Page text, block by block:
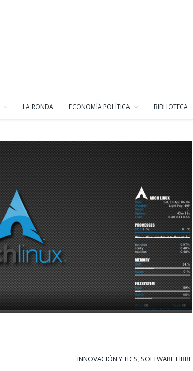
LA RONDA ECONOMÍA POLÍTICA BIBLIOTECA
INNOVACIÓN Y TICS, SOFTWARE LIBRE